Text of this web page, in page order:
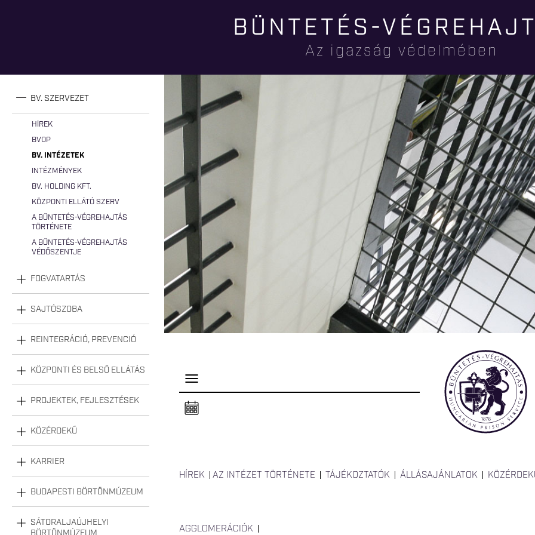
tartalomra
BÜNTETÉS-
Az igazság védelmében
BV. SZERVEZET
HÍREK
BVOP
BV. INTÉZETEK
INTÉZMÉNYEK
BV. HOLDING KFT.
KÖZPONTI ELLÁTÓ SZERV
A BÜNTETÉS-VÉGREHAJTÁS
TÖRTÉNETE
A BÜNTETÉS-VÉGREHAJTÁS
VÉDŐSZENTJE
FOGVATARTÁS
SAJTÓSZOBA
REINTEGRÁCIÓ, PREVENCIÓ
KÖZPONTI ÉS BELSŐ ELLÁTÁS
PROJEKTEK, FEJLESZTÉSEK
KÖZÉRDEKŰ
KARRIER
BUDAPESTI BÖRTÖNMÚZEUM
SÁTORALJAÚJHELYI
P
e
l
a
HÍREK AZ INTÉZET TÖRTÉNETE TÁJÉKOZTATÓK ÁLLÁSAJÁNLATOK
AGGLOMERÁCIÓK